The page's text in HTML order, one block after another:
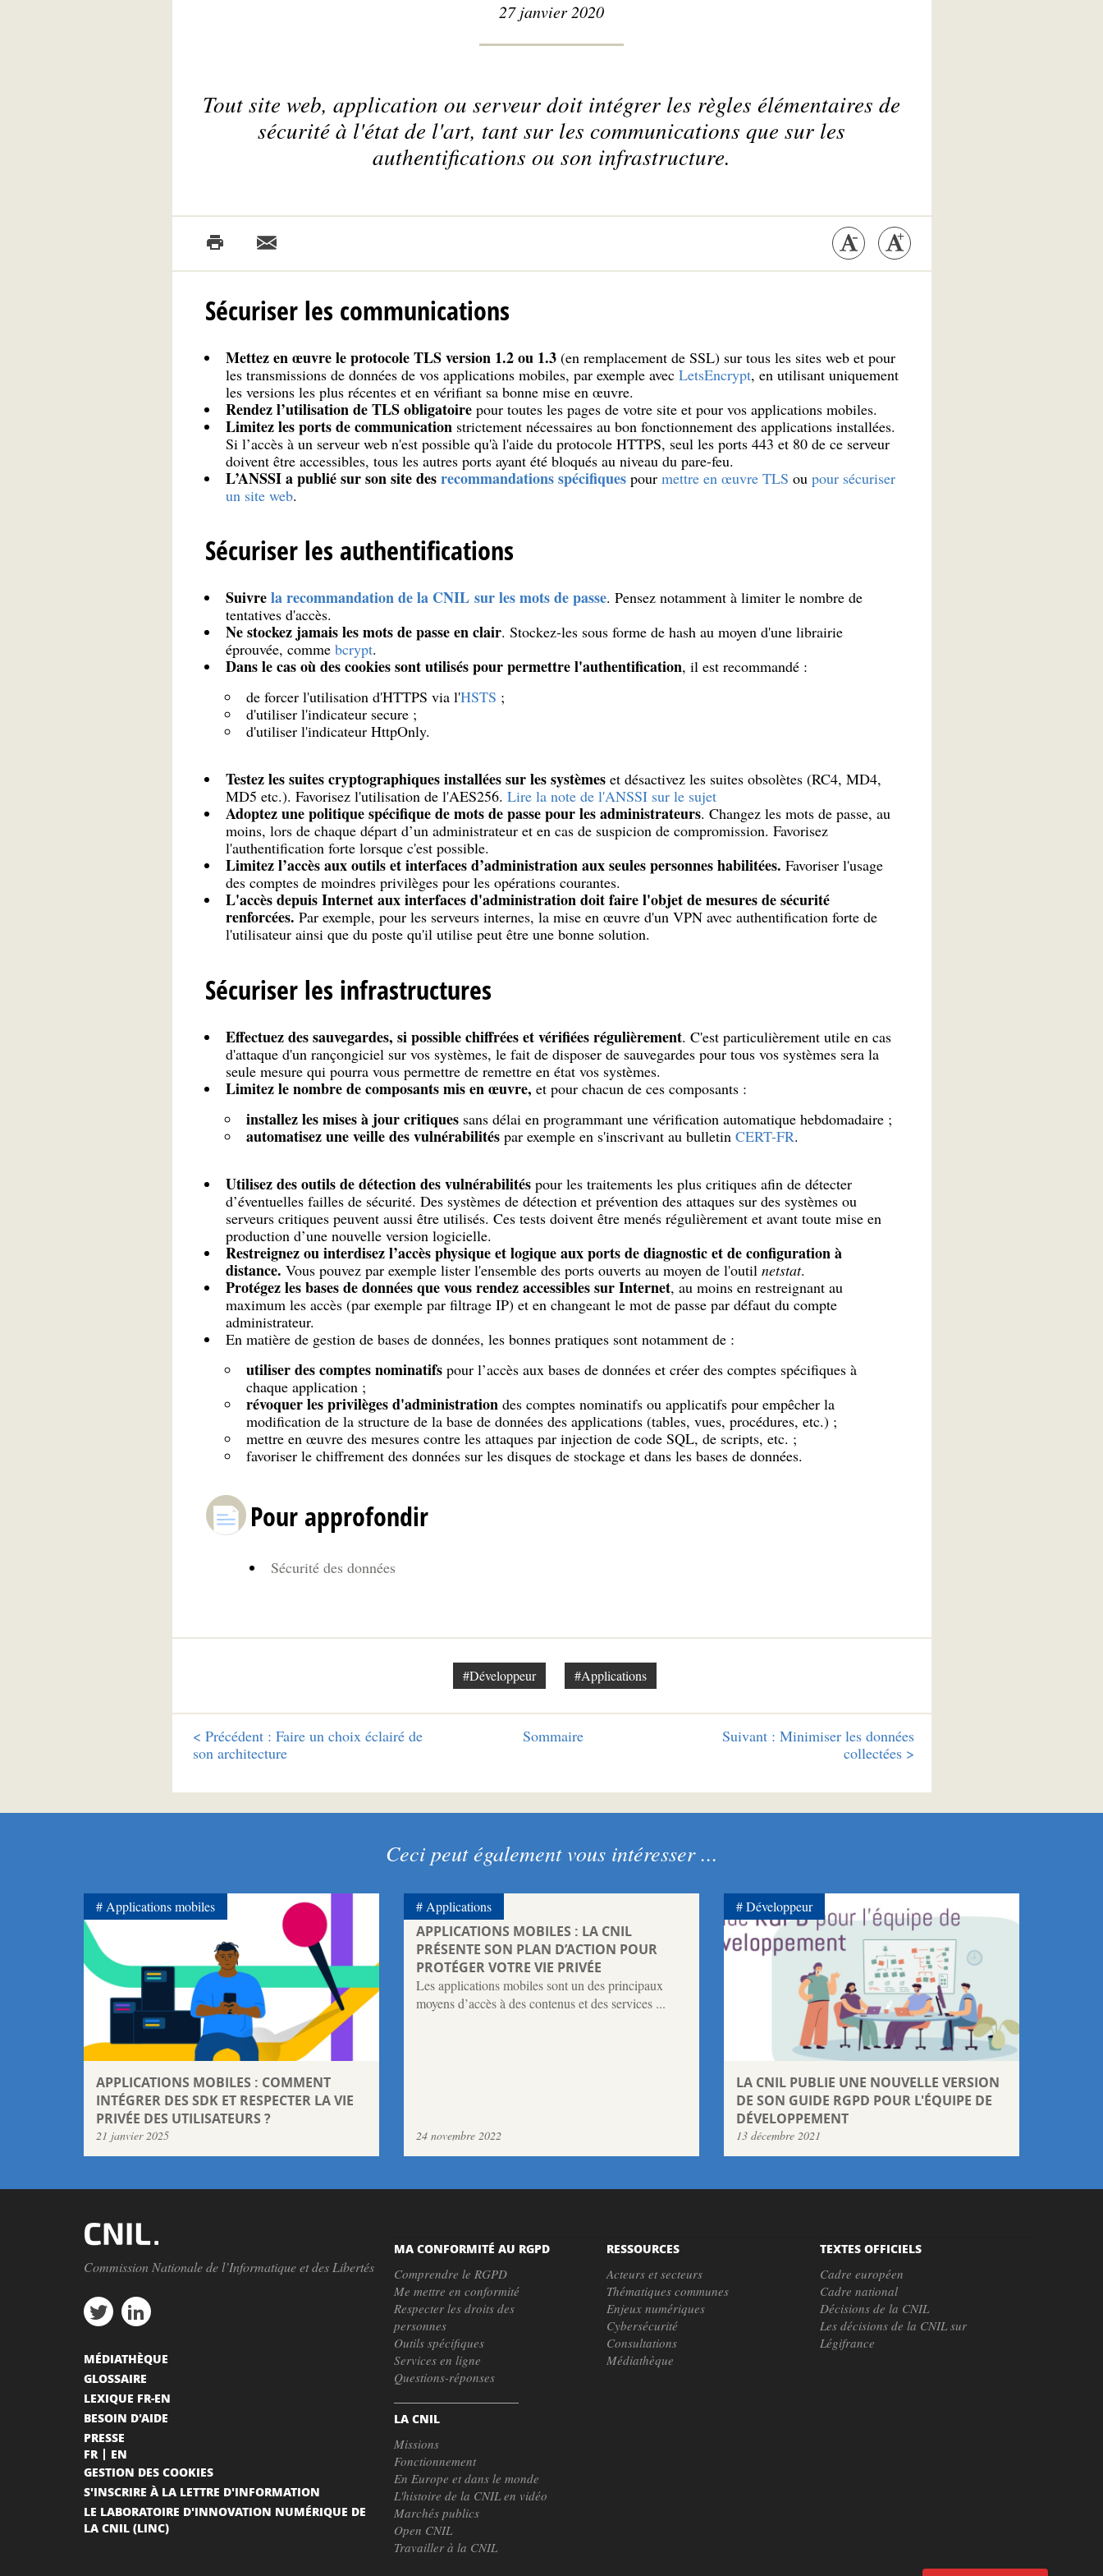
27 janvier 2020
Tout site web, application ou serveur doit intégrer les règles élémentaires de
sécurité à l'état de l'art, tant sur les communications que sur les
authentifications ou son infrastructure.
Sécuriser les communications
Mettez en œuvre le protocole TLS version 1.2 ou 1.3(en remplacement de SSL) sur tous les sites web et pour
les transmissions de données de vos applications mobiles, par exemple avec LetsEncrypt, en utilisant uniquement
les versions les plus récentes et en vérifiant sa bonne mise en œuvre.
Rendez l’utilisation de TLS obligatoirepour toutes les pages de votre site et pour vos applications mobiles.
Limitez les ports de communicationstrictement nécessaires au bon fonctionnement des applications installées.
Si l’accès à un serveur web n'est possible qu'à l'aide du protocole HTTPS, seul les ports 443 et 80 de ce serveur
doivent être accessibles, tous les autres ports ayant été bloqués au niveau du pare-feu.
L’ANSSI a publié sur son site desrecommandations spécifiquespour mettre en œuvre TLS ou pour sécuriser
un site web.
Sécuriser les authentifications
Suivrela recommandation de la CNIL sur les mots de passe. Pensez notamment à limiter le nombre de
tentatives d'accès.
Ne stockez jamais les mots de passe en clair. Stockez-les sous forme de hash au moyen d'une librairie
éprouvée, comme bcrypt.
Dans le cas où des cookies sont utilisés pour permettre l'authentification, il est recommandé :
de forcer l'utilisation d'HTTPS via l'HSTS ;
d'utiliser l'indicateur secure ;
d'utiliser l'indicateur HttpOnly.
Testez les suites cryptographiques installées sur les systèmeset désactivez les suites obsolètes (RC4, MD4,
MD5 etc.). Favorisez l'utilisation de l'AES256. Lire la note de l'ANSSI sur le sujet
Adoptez une politique spécifique de mots de passe pour les administrateurs. Changez les mots de passe, au
moins, lors de chaque départ d’un administrateur et en cas de suspicion de compromission. Favorisez
l'authentification forte lorsque c'est possible.
Limitez l’accès aux outils et interfaces d’administration aux seules personnes habilitées. Favoriser l'usage
des comptes de moindres privilèges pour les opérations courantes.
L'accès depuis Internet aux interfaces d'administration doit faire l'objet de mesures de sécurité
renforcées. Par exemple, pour les serveurs internes, la mise en œuvre d'un VPN avec authentification forte de
l'utilisateur ainsi que du poste qu'il utilise peut être une bonne solution.
Sécuriser les infrastructures
Effectuez des sauvegardes, si possible chiffrées et vérifiées régulièrement. C'est particulièrement utile en cas
d'attaque d'un rançongiciel sur vos systèmes, le fait de disposer de sauvegardes pour tous vos systèmes sera la
seule mesure qui pourra vous permettre de remettre en état vos systèmes.
Limitez le nombre de composants mis en œuvre, et pour chacun de ces composants :
installez les mises à jour critiquessans délai en programmant une vérification automatique hebdomadaire ;
automatisez une veille des vulnérabilitéspar exemple en s'inscrivant au bulletin CERT-FR.
Utilisez des outils de détection des vulnérabilitéspour les traitements les plus critiques afin de détecter
d’éventuelles failles de sécurité. Des systèmes de détection et prévention des attaques sur des systèmes ou
serveurs critiques peuvent aussi être utilisés. Ces tests doivent être menés régulièrement et avant toute mise en
production d’une nouvelle version logicielle.
Restreignez ou interdisez l’accès physique et logique aux ports de diagnostic et de configuration à
distance. Vous pouvez par exemple lister l'ensemble des ports ouverts au moyen de l'outil netstat.
Protégez les bases de données que vous rendez accessibles sur Internet, au moins en restreignant au
maximum les accès (par exemple par filtrage IP) et en changeant le mot de passe par défaut du compte
administrateur.
En matière de gestion de bases de données, les bonnes pratiques sont notamment de :
utiliser des comptes nominatifspour l’accès aux bases de données et créer des comptes spécifiques à
chaque application ;
révoquer les privilèges d'administration des comptes nominatifs ou applicatifs pour empêcher la
modification de la structure de la base de données des applications (tables, vues, procédures, etc.) ;
mettre en œuvre des mesures contre les attaques par injection de code SQL, de scripts, etc. ;
favoriser le chiffrement des données sur les disques de stockage et dans les bases de données.
Pour approfondir
Sécurité des données
#Développeur #Applications
< Précédent : Faire un choix éclairé de
son architecture
Sommaire Suivant : Minimiser les données
collectées >
Ceci peut également vous intéresser ...
APPLICATIONS MOBILES : COMMENT
INTÉGRER DES SDK ET RESPECTER LA VIE
PRIVÉE DES UTILISATEURS ?
21 janvier 2025
Applications mobiles
APPLICATIONS MOBILES : LA CNIL
PRÉSENTE SON PLAN D’ACTION POUR
PROTÉGER VOTRE VIE PRIVÉE
Les applications mobiles sont un des principaux
moyens d’accès à des contenus et des services ...
24 novembre 2022
Applications
LA CNIL PUBLIE UNE NOUVELLE VERSION
DE SON GUIDE RGPD POUR L'ÉQUIPE DE
DÉVELOPPEMENT
13 décembre 2021
Développeur
Commission Nationale de l’Informatique et des Libertés
MA CONFORMITÉ AU RGPD
Comprendre le RGPD
Me mettre en conformité
Respecter les droits des
personnes
Outils spécifiques
Services en ligne
Questions-réponses
LA CNIL
Missions
Fonctionnement
En Europe et dans le monde
L'histoire de la CNIL en vidéo
Marchés publics
Open CNIL
Travailler à la CNIL
RESSOURCES
Acteurs et secteurs
Thématiques communes
Enjeux numériques
Cybersécurité
Consultations
Médiathèque
TEXTES OFFICIELS
Cadre européen
Cadre national
Décisions de la CNIL
Les décisions de la CNIL sur
Légifrance
MÉDIATHÈQUE
GLOSSAIRE
LEXIQUE FR-EN
BESOIN D'AIDE
PRESSE
FR
EN
GESTION DES COOKIES
S'INSCRIRE À LA LETTRE D'INFORMATION
LE LABORATOIRE D'INNOVATION NUMÉRIQUE DE
LA CNIL (LINC)